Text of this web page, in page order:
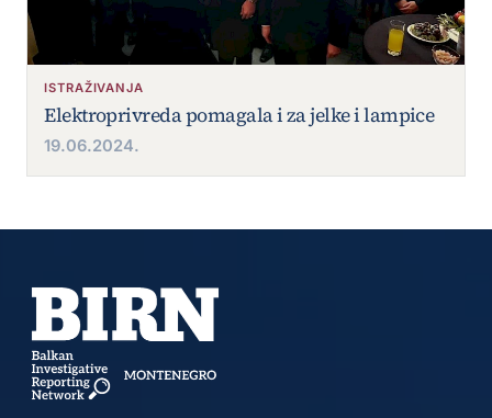
ISTRAŽIVANJA
Elektroprivreda pomagala i za jelke i lampice
19.06.2024.